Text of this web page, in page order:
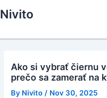
to
Nivito
Ako si vybrať čiernu
prečo sa zamerať na
By Nivito / Nov 30, 2025